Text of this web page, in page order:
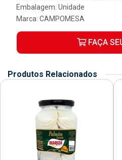
Embalagem: Unidade
Marca: CAMPOMESA
FAÇA
Produtos Relacionados